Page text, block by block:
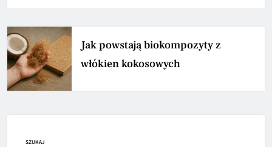
Jak powstają biokompozyty z
włókien kokosowych
SZUKAJ